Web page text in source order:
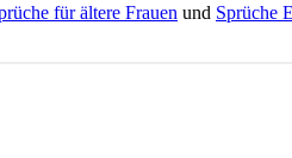
für ältere Frauen und Sprüche